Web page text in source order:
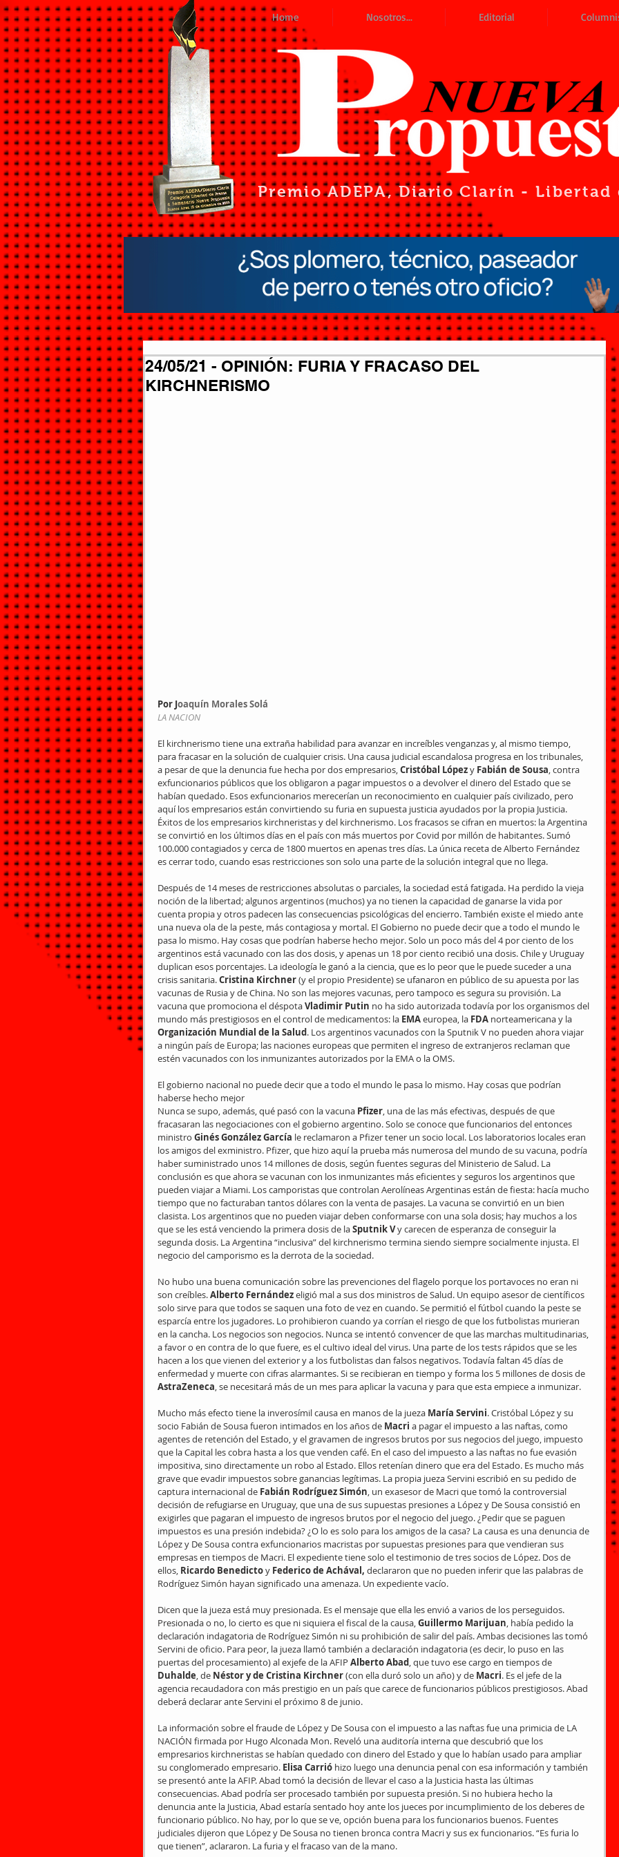
Home Nosotros... Editorial
Premio ADEPA, Diario Clarín - Libertad
24/05/21 - OPINIÓN: FURIA Y FRACASO DEL
KIRCHNERISMO
Por Joaquín Morales Solá
LA NACION
El kirchnerismo tiene una extraña habilidad para avanzar en increíbles venganzas y, al mismo tiempo,
para fracasar en la solución de cualquier crisis. Una causa judicial escandalosa progresa en los tribunales,
a pesar de que la denuncia fue hecha por dos empresarios, Cristóbal López y Fabián de Sousa, contra
exfuncionarios públicos que los obligaron a pagar impuestos o a devolver el dinero del Estado que se
habían quedado. Esos exfuncionarios merecerían un reconocimiento en cualquier país civilizado, pero
aquí los empresarios están convirtiendo su furia en supuesta justicia ayudados por la propia Justicia.
Éxitos de los empresarios kirchneristas y del kirchnerismo. Los fracasos se cifran en muertos: la Argentina
se convirtió en los últimos días en el país con más muertos por Covid por millón de habitantes. Sumó
100.000 contagiados y cerca de 1800 muertos en apenas tres días. La única receta de Alberto Fernández
es cerrar todo, cuando esas restricciones son solo una parte de la solución integral que no llega.
Después de 14 meses de restricciones absolutas o parciales, la sociedad está fatigada. Ha perdido la vieja
noción de la libertad; algunos argentinos (muchos) ya no tienen la capacidad de ganarse la vida por
cuenta propia y otros padecen las consecuencias psicológicas del encierro. También existe el miedo ante
una nueva ola de la peste, más contagiosa y mortal. El Gobierno no puede decir que a todo el mundo le
pasa lo mismo. Hay cosas que podrían haberse hecho mejor. Solo un poco más del 4 por ciento de los
argentinos está vacunado con las dos dosis, y apenas un 18 por ciento recibió una dosis. Chile y Uruguay
duplican esos porcentajes. La ideología le ganó a la ciencia, que es lo peor que le puede suceder a una
crisis sanitaria. Cristina Kirchner (y el propio Presidente) se ufanaron en público de su apuesta por las
vacunas de Rusia y de China. No son las mejores vacunas, pero tampoco es segura su provisión. La
vacuna que promociona el déspota Vladimir Putin no ha sido autorizada todavía por los organismos del
mundo más prestigiosos en el control de medicamentos: la EMA europea, la FDA norteamericana y la
Organización Mundial de la Salud. Los argentinos vacunados con la Sputnik V no pueden ahora viajar
a ningún país de Europa; las naciones europeas que permiten el ingreso de extranjeros reclaman que
estén vacunados con los inmunizantes autorizados por la EMA o la OMS.
El gobierno nacional no puede decir que a todo el mundo le pasa lo mismo. Hay cosas que podrían
haberse hecho mejor
Nunca se supo, además, qué pasó con la vacuna Pfizer, una de las más efectivas, después de que
fracasaran las negociaciones con el gobierno argentino. Solo se conoce que funcionarios del entonces
ministro Ginés González García le reclamaron a Pfizer tener un socio local. Los laboratorios locales eran
los amigos del exministro. Pfizer, que hizo aquí la prueba más numerosa del mundo de su vacuna, podría
haber suministrado unos 14 millones de dosis, según fuentes seguras del Ministerio de Salud. La
conclusión es que ahora se vacunan con los inmunizantes más eficientes y seguros los argentinos que
pueden viajar a Miami. Los camporistas que controlan Aerolíneas Argentinas están de fiesta: hacía mucho
tiempo que no facturaban tantos dólares con la venta de pasajes. La vacuna se convirtió en un bien
clasista. Los argentinos que no pueden viajar deben conformarse con una sola dosis; hay muchos a los
que se les está venciendo la primera dosis de la Sputnik V y carecen de esperanza de conseguir la
segunda dosis. La Argentina “inclusiva” del kirchnerismo termina siendo siempre socialmente injusta. El
negocio del camporismo es la derrota de la sociedad.
No hubo una buena comunicación sobre las prevenciones del flagelo porque los portavoces no eran ni
son creíbles. Alberto Fernández eligió mal a sus dos ministros de Salud. Un equipo asesor de científicos
solo sirve para que todos se saquen una foto de vez en cuando. Se permitió el fútbol cuando la peste se
esparcía entre los jugadores. Lo prohibieron cuando ya corrían el riesgo de que los futbolistas murieran
en la cancha. Los negocios son negocios. Nunca se intentó convencer de que las marchas multitudinarias,
a favor o en contra de lo que fuere, es el cultivo ideal del virus. Una parte de los tests rápidos que se les
hacen a los que vienen del exterior y a los futbolistas dan falsos negativos. Todavía faltan 45 días de
enfermedad y muerte con cifras alarmantes. Si se recibieran en tiempo y forma los 5 millones de dosis de
AstraZeneca, se necesitará más de un mes para aplicar la vacuna y para que esta empiece a inmunizar.
Mucho más efecto tiene la inverosímil causa en manos de la jueza María Servini. Cristóbal López y su
socio Fabián de Sousa fueron intimados en los años de Macri a pagar el impuesto a las naftas, como
agentes de retención del Estado, y el gravamen de ingresos brutos por sus negocios del juego, impuesto
que la Capital les cobra hasta a los que venden café. En el caso del impuesto a las naftas no fue evasión
impositiva, sino directamente un robo al Estado. Ellos retenían dinero que era del Estado. Es mucho más
grave que evadir impuestos sobre ganancias legítimas. La propia jueza Servini escribió en su pedido de
captura internacional de Fabián Rodríguez Simón, un exasesor de Macri que tomó la controversial
decisión de refugiarse en Uruguay, que una de sus supuestas presiones a López y De Sousa consistió en
exigirles que pagaran el impuesto de ingresos brutos por el negocio del juego. ¿Pedir que se paguen
impuestos es una presión indebida? ¿O lo es solo para los amigos de la casa? La causa es una denuncia de
López y De Sousa contra exfuncionarios macristas por supuestas presiones para que vendieran sus
empresas en tiempos de Macri. El expediente tiene solo el testimonio de tres socios de López. Dos de
ellos, Ricardo Benedicto y Federico de Achával, declararon que no pueden inferir que las palabras de
Rodríguez Simón hayan significado una amenaza. Un expediente vacío.
Dicen que la jueza está muy presionada. Es el mensaje que ella les envió a varios de los perseguidos.
Presionada o no, lo cierto es que ni siquiera el fiscal de la causa, Guillermo Marijuan, había pedido la
declaración indagatoria de Rodríguez Simón ni su prohibición de salir del país. Ambas decisiones las tomó
Servini de oficio. Para peor, la jueza llamó también a declaración indagatoria (es decir, lo puso en las
puertas del procesamiento) al exjefe de la AFIP Alberto Abad, que tuvo ese cargo en tiempos de
Duhalde, de Néstor y de Cristina Kirchner (con ella duró solo un año) y de Macri. Es el jefe de la
agencia recaudadora con más prestigio en un país que carece de funcionarios públicos prestigiosos. Abad
deberá declarar ante Servini el próximo 8 de junio.
La información sobre el fraude de López y De Sousa con el impuesto a las naftas fue una primicia de LA
NACIÓN firmada por Hugo Alconada Mon. Reveló una auditoría interna que descubrió que los
empresarios kirchneristas se habían quedado con dinero del Estado y que lo habían usado para ampliar
su conglomerado empresario. Elisa Carrió hizo luego una denuncia penal con esa información y también
se presentó ante la AFIP. Abad tomó la decisión de llevar el caso a la Justicia hasta las últimas
consecuencias. Abad podría ser procesado también por supuesta presión. Si no hubiera hecho la
denuncia ante la Justicia, Abad estaría sentado hoy ante los jueces por incumplimiento de los deberes de
funcionario público. No hay, por lo que se ve, opción buena para los funcionarios buenos. Fuentes
judiciales dijeron que López y De Sousa no tienen bronca contra Macri y sus ex funcionarios. “Es furia lo
que tienen”, aclararon. La furia y el fracaso van de la mano.